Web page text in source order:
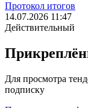
Протокол итогов
14.07.2026 11:47
Действительный
Для просмотра
подписку